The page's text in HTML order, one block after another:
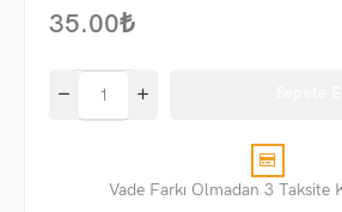
35.00₺
Vade Farkı Olmadan 3 Taksite